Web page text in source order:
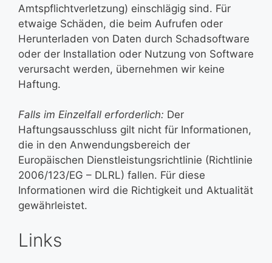
Amtspflichtverletzung) einschlägig sind. Für
etwaige Schäden, die beim Aufrufen oder
Herunterladen von Daten durch Schadsoftware
oder der Installation oder Nutzung von Software
verursacht werden, übernehmen wir keine
Haftung.
Falls im Einzelfall erforderlich: Der
Haftungsausschluss gilt nicht für Informationen,
die in den Anwendungsbereich der
Europäischen Dienstleistungsrichtlinie (Richtlinie
2006/123/EG – DLRL) fallen. Für diese
Informationen wird die Richtigkeit und Aktualität
gewährleistet.
Links